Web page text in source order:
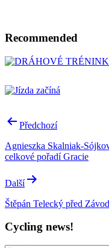
Recommended
PostPředchozí
Agnieszka Skalniak-
celkové pořadí Gracie
Další
Štěpán Telecký před
Cycling news!